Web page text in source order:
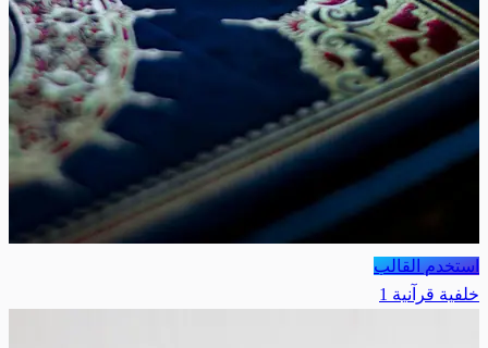
استخدم القالب
خلفية قرآنية 1